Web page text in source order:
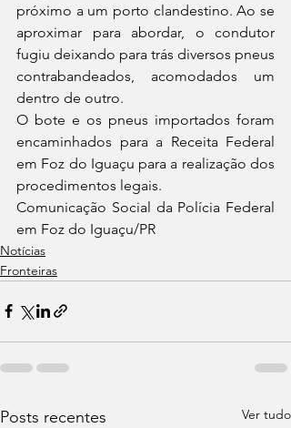
próximo a um porto clandestino. Ao se
aproximar para abordar, o condutor
fugiu deixando para trás diversos pneus
contrabandeados, acomodados um
dentro de outro.
O bote e os pneus importados foram
encaminhados para a Receita Federal
em Foz do Iguaçu para a realização dos
procedimentos legais.
Comunicação Social da Polícia Federal
em Foz do Iguaçu/PR
Notícias
Fronteiras
Posts recentes Ver tudo